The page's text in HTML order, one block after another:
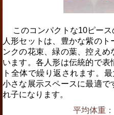
このコンパクトな10ピー
人形セットは、豊かな紫の
ンクの花束、緑の葉、控え
います。各人形は伝統的で
ト全体で繰り返されます。
小さな展示スペースに最適で
れ子になります。
平均体重